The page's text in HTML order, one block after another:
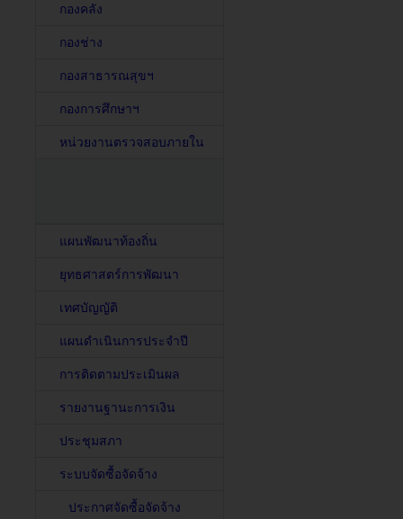
กองคลัง
กองช่าง
กองสาธารณสุขฯ
กองการศึกษาฯ
หน่วยงานตรวจสอบภายใน
แผนพัฒนาท้องถิ่น
ยุทธศาสตร์การพัฒนา
เทศบัญญัติ
แผนดำเนินการประจำปี
การติดตามประเมินผล
รายงานฐานะการเงิน
ประชุมสภา
ระบบจัดซื้อจัดจ้าง
ประกาศจัดซื้อจัดจ้าง